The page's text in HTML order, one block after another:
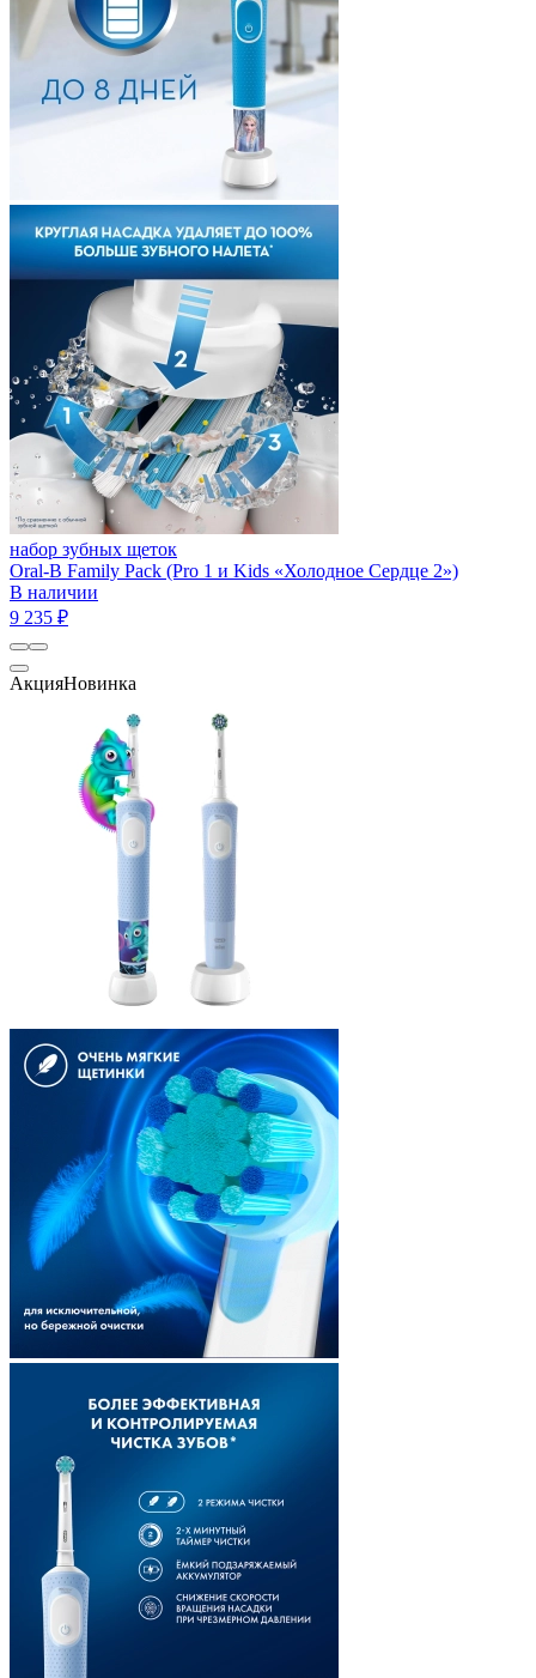
набор зубных щеток
Oral-B Family Pack (Pro 1 и Kids «Холодное Сердце 2»)
В наличии
9 235 ₽
АкцияНовинка